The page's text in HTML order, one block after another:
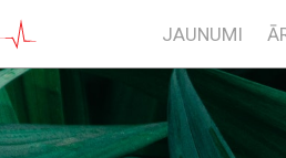
JAUNUMI